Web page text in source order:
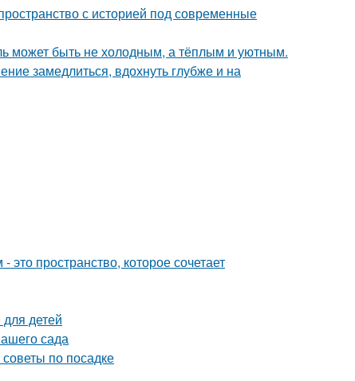
с историей под современные
может быть не холодным, а тёплым и уютным.
замедлиться, вдохнуть глубже и на
пространство, которое сочетает
детей
сада
по посадке